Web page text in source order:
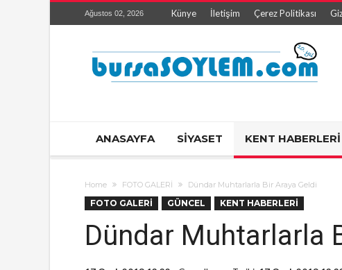
Ağustos 02, 2026 Künye İletişim Çerez Politikası
ANASAYFA SİYASET KENT HABERLERİ
Home FOTO GALERİ Dündar Muhtarlarla Bir Araya Geldi
FOTO GALERİ GÜNCEL KENT HABERLERİ
Dündar Muhtarlarla